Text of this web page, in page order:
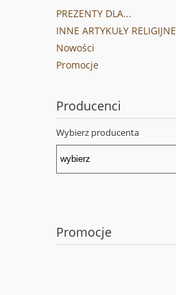
PREZENTY DLA...
INNE ARTYKUŁY RELIGIJNE
Nowości
Promocje
Producenci
Wybierz producenta
Promocje